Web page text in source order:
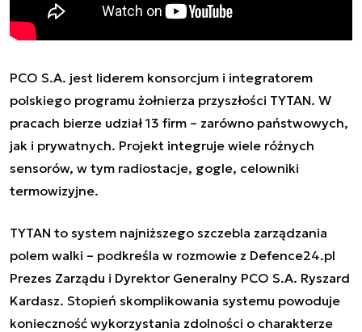
PCO S.A. jest liderem konsorcjum i integratorem
polskiego programu żołnierza przyszłości TYTAN. W
pracach bierze udział 13 firm – zarówno państwowych,
jak i prywatnych. Projekt integruje wiele różnych
sensorów, w tym radiostacje, gogle, celowniki
termowizyjne.
TYTAN to system najniższego szczebla zarządzania
polem walki – podkreśla w rozmowie z Defence24.pl
Prezes Zarządu i Dyrektor Generalny PCO S.A. Ryszard
Kardasz. Stopień skomplikowania systemu powoduje
konieczność wykorzystania zdolności o charakterze